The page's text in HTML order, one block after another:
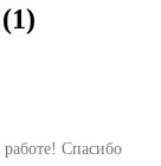
(1)
Спасибо